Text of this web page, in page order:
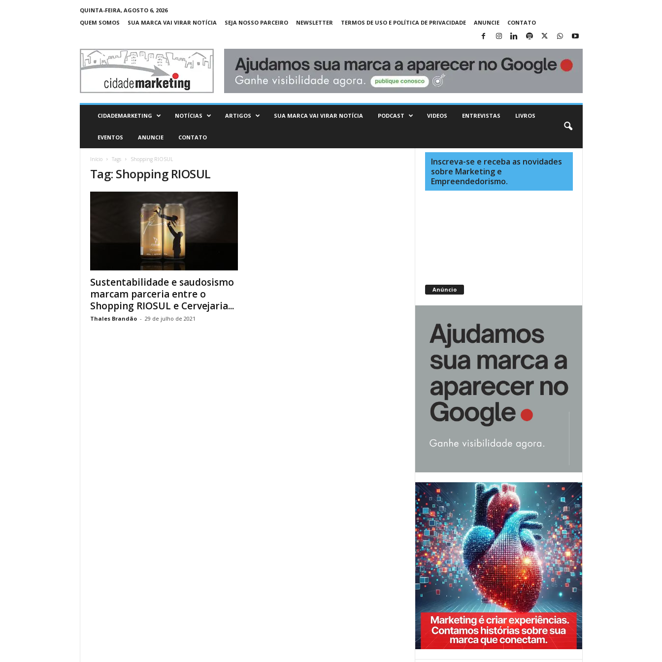
QUINTA-FEIRA, AGOSTO 6, 2026
QUEM SOMOS
SUA MARCA VAI VIRAR NOTÍCIA SEJA NOSSO PARCEIRO NEWSLETTER TERMOS DE USO E POLÍTICA DE PRIVACIDADE ANUNCIE CONTATO
C
d
CIDADEMARKETING NOTÍCIAS ARTIGOS SUA MARCA VAI VIRAR NOTÍCIA PODCAST VIDEOS ENTREVISTAS LIVROS
EVENTOS ANUNCIE CONTATO
Início Tags Shopping RIOSUL
Tag: Shopping RIOSUL
Sustentabilidade e saudosismo
marcam parceria entre o
Shopping RIOSUL e Cervejaria...
Thales Brandão - 29 de julho de 2021
Inscreva-se e receba as novidades
sobre Marketing e
Empreendedorismo.
Anúncio